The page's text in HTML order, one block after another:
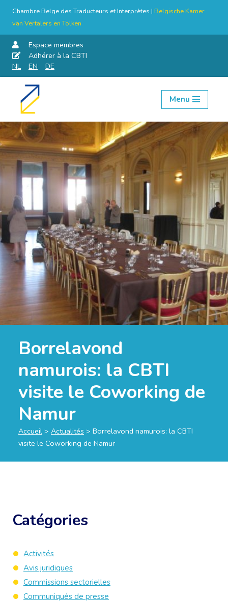
Chambre Belge des Traducteurs et Interprètes | Belgische Kamer
van Vertalers en Tolken
Espace membres
Adhérer à la CBTI
NL
EN DE
Aller
contenu
Menu
Borrelavond
namurois: la CBTI
visite le Coworking de
Namur
Accueil > Actualités > Borrelavond namurois: la CBTI
visite le Coworking de Namur
Catégories
Activités
Avis juridiques
Commissions sectorielles
Communiqués de presse